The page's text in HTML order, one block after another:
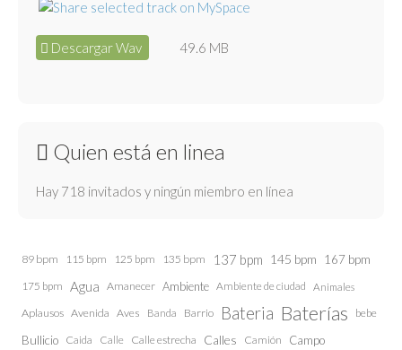
Descargar Wav 49.6 MB
Quien está en linea
Hay 718 invitados y ningún miembro en línea
89 bpm 115 bpm 125 bpm 135 bpm 137 bpm 145 bpm 167 bpm
175 bpm Agua Amanecer Ambiente Ambiente de ciudad Animales
Aplausos Avenida Aves Banda Barrio Bateria Baterías bebe
Bullicio Caida Calle Calle estrecha Calles Camión Campo